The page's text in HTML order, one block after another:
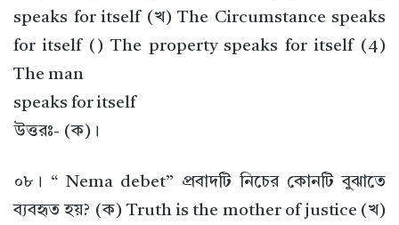
speaks for itself (খ) The Circumstance speaks
for itself () The property speaks for itself (4)
The man
speaks for itself
উত্তরঃ- (ক)।
০৮। “ Nema debet” প্রবাদটি নিচের কোনটি বুঝাতে
ব্যবহৃত হয়? (ক) Truth is the mother of justice (খ)